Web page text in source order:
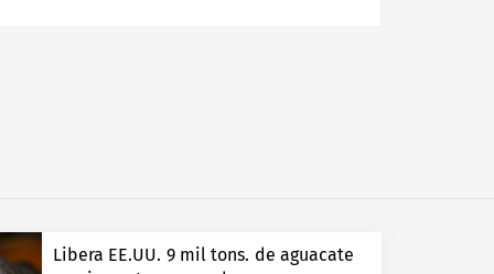
Libera EE.UU. 9 mil tons. de aguacate